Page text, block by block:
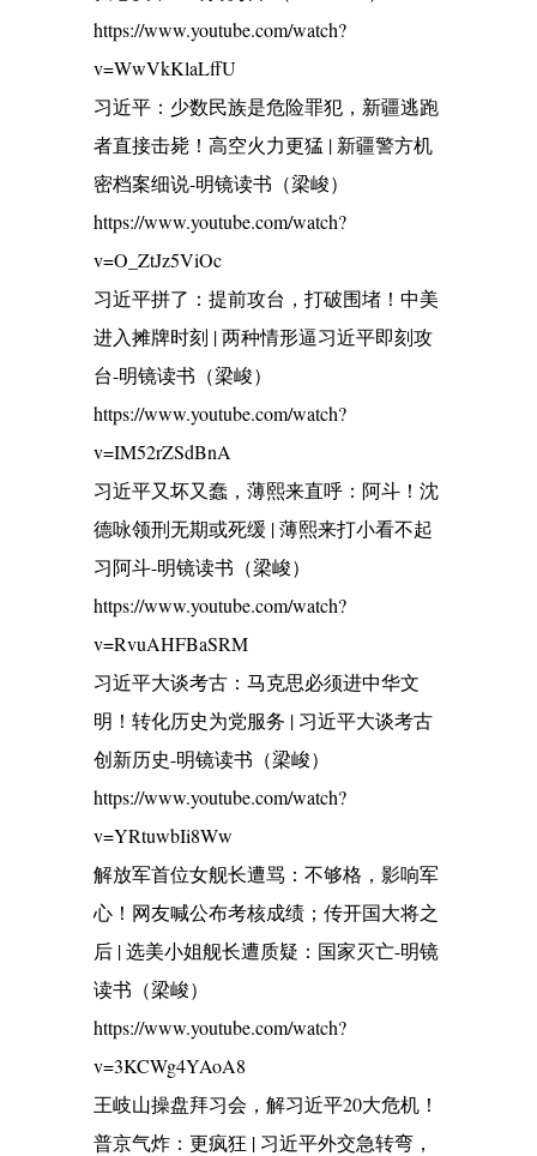
https://www.youtube.com/watch?
v=WwVkKlaLffU
习近平：少数民族是危险罪犯，新疆逃跑
者直接击毙！高空火力更猛 | 新疆警方机
密档案细说-明镜读书（梁峻）
https://www.youtube.com/watch?
v=O_ZtJz5ViOc
习近平拼了：提前攻台，打破围堵！中美
进入摊牌时刻 | 两种情形逼习近平即刻攻
台-明镜读书（梁峻）
https://www.youtube.com/watch?
v=IM52rZSdBnA
习近平又坏又蠢，薄熙来直呼：阿斗！沈
德咏领刑无期或死缓 | 薄熙来打小看不起
习阿斗-明镜读书（梁峻）
https://www.youtube.com/watch?
v=RvuAHFBaSRM
习近平大谈考古：马克思必须进中华文
明！转化历史为党服务 | 习近平大谈考古
创新历史-明镜读书（梁峻）
https://www.youtube.com/watch?
v=YRtuwbIi8Ww
解放军首位女舰长遭骂：不够格，影响军
心！网友喊公布考核成绩；传开国大将之
后 | 选美小姐舰长遭质疑：国家灭亡-明镜
读书（梁峻）
https://www.youtube.com/watch?
v=3KCWg4YAoA8
王岐山操盘拜习会，解习近平20大危机！
普京气炸：更疯狂 | 习近平外交急转弯，